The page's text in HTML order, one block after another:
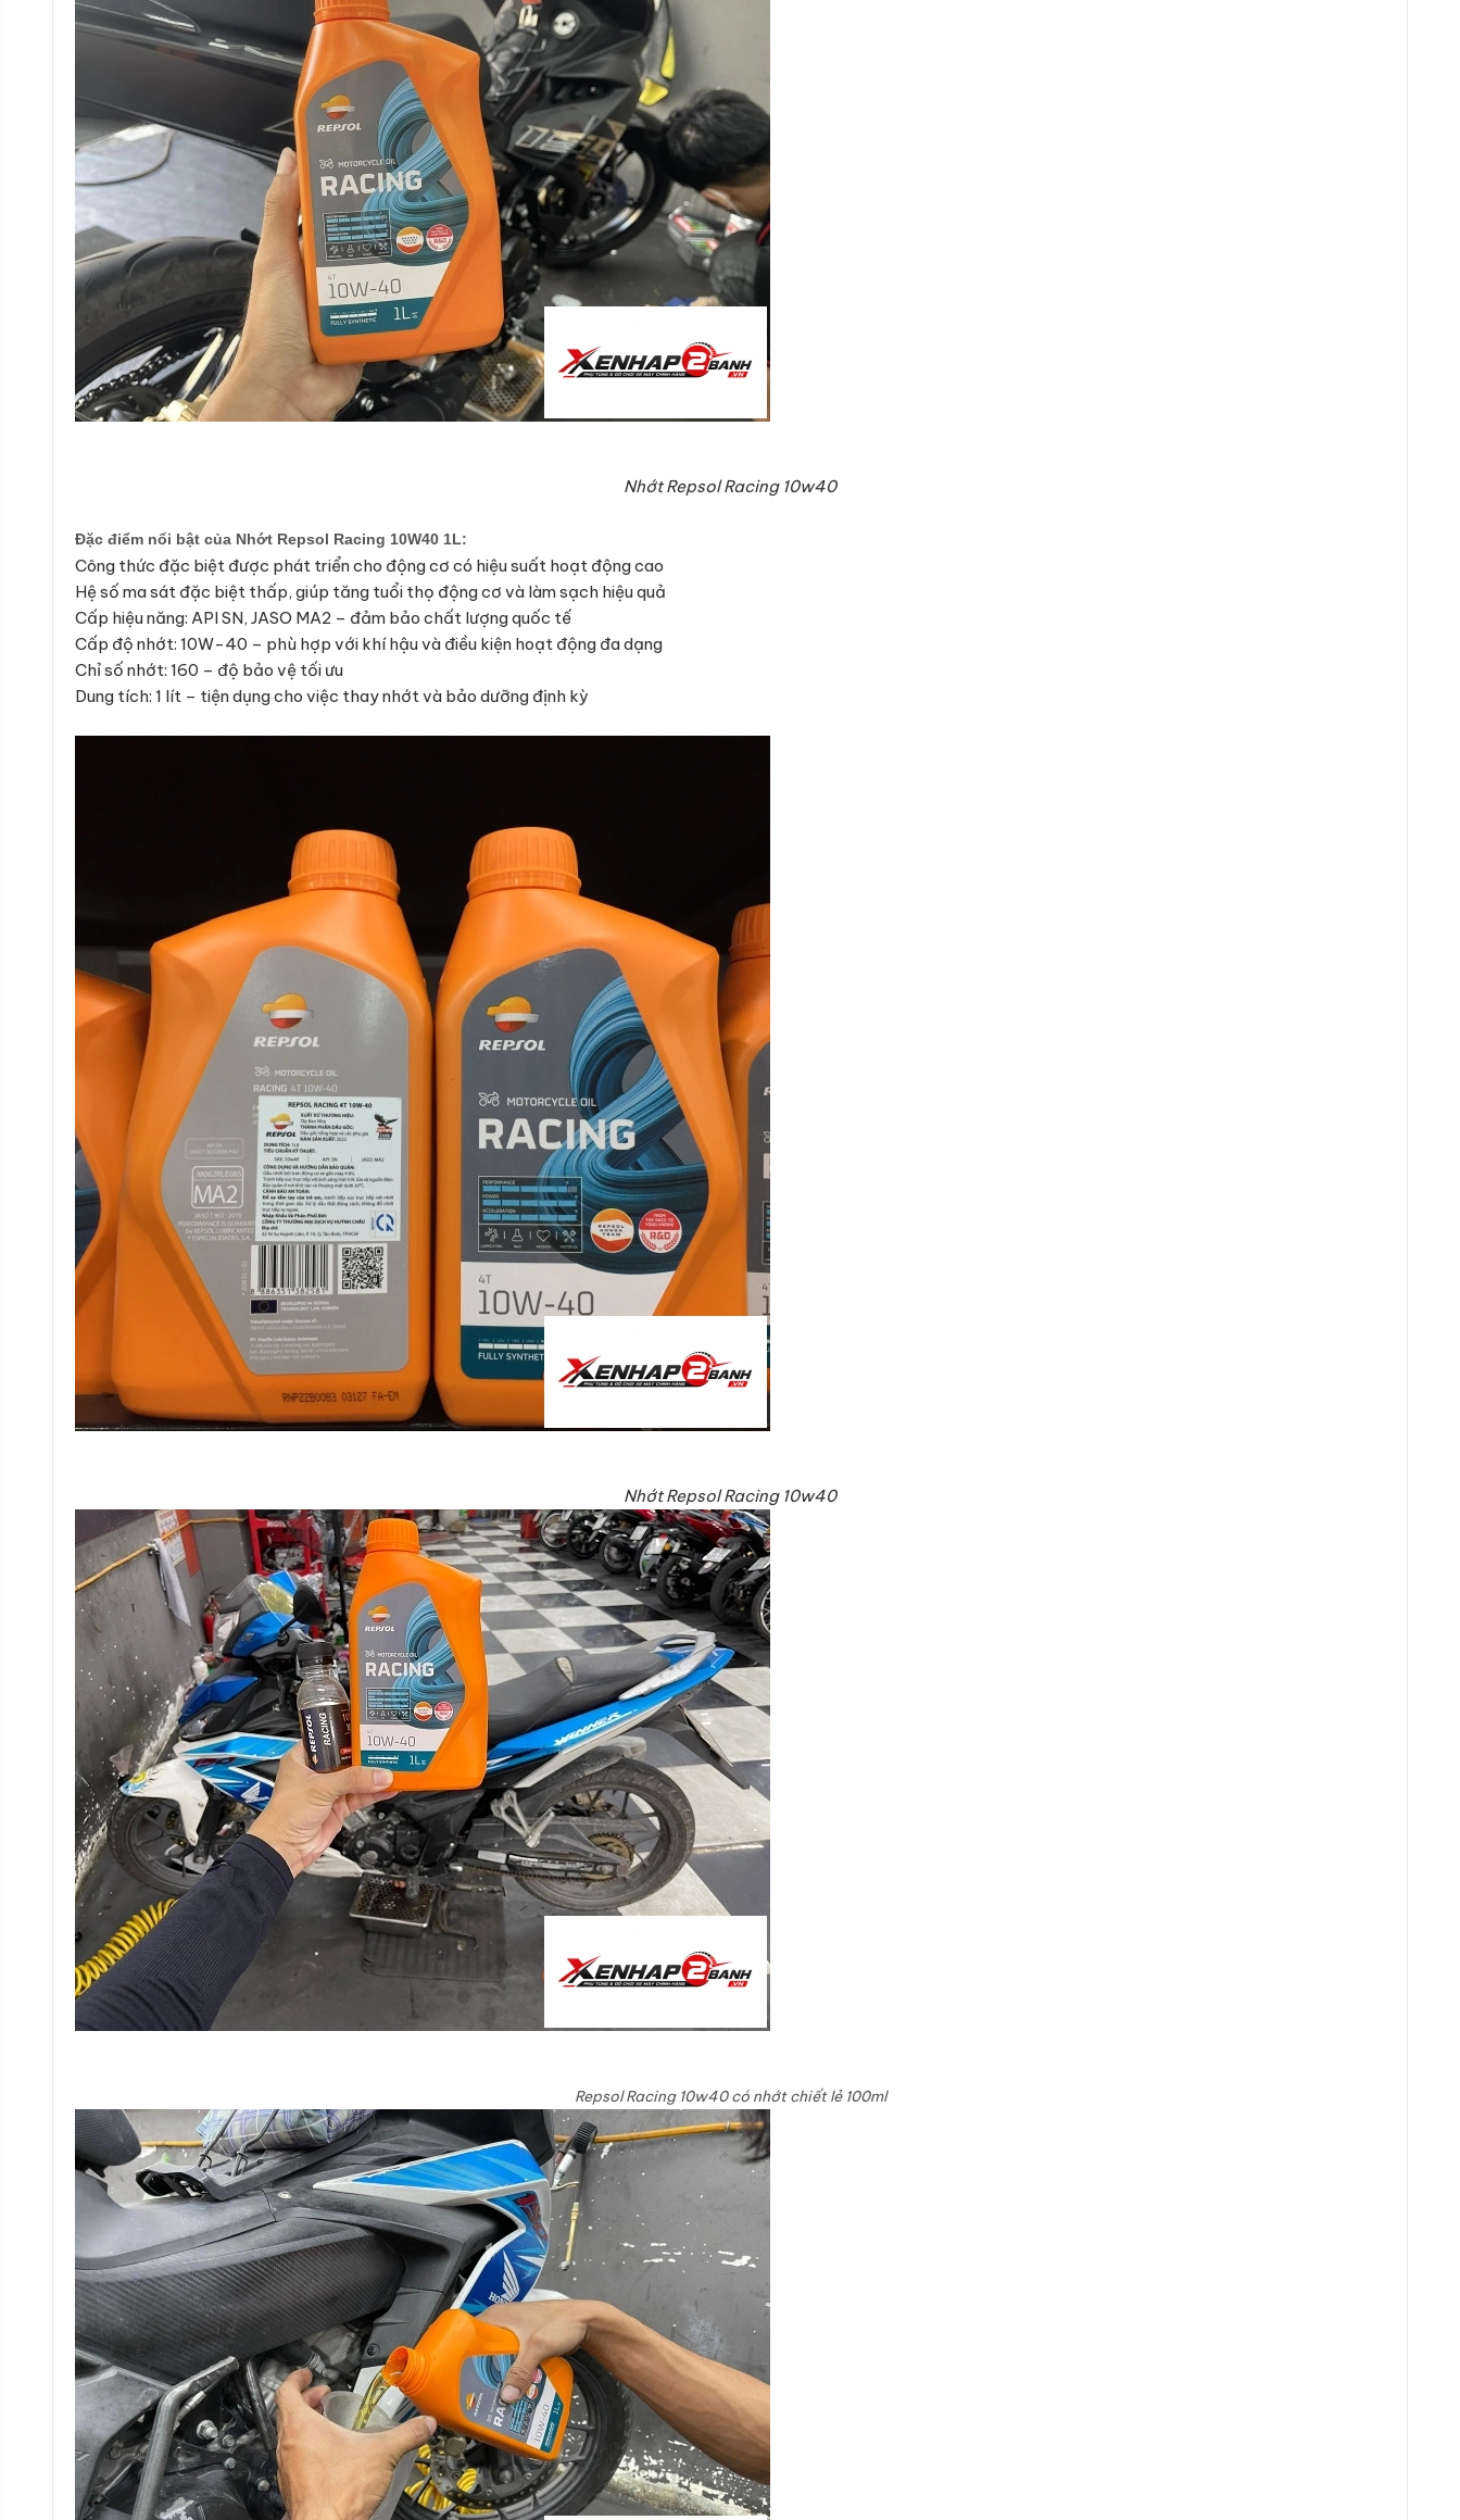
Nhớt Repsol Racing 10w40
Đặc điểm nổi bật của Nhớt Repsol Racing 10W40 1L:
Công thức đặc biệt được phát triển cho động cơ có hiệu suất hoạt động cao
Hệ số ma sát đặc biệt thấp, giúp tăng tuổi thọ động cơ và làm sạch hiệu quả
Cấp hiệu năng: API SN, JASO MA2 – đảm bảo chất lượng quốc tế
Cấp độ nhớt: 10W-40 – phù hợp với khí hậu và điều kiện hoạt động đa dạng
Chỉ số nhớt: 160 – độ bảo vệ tối ưu
Dung tích: 1 lít – tiện dụng cho việc thay nhớt và bảo dưỡng định kỳ
Nhớt Repsol Racing 10w40
Repsol Racing 10w40 có nhớt chiết lẻ 100ml